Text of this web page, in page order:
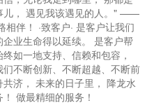
儿， 遇见我该遇见的人。" ——
伴！ ·致客户· 是客户让我们
业生命得以延续。 是客户帮
如一地支持、信赖和包容，
不断创新、不断超越、不断前
济， 未来的日子里， 降龙水
做最精细的服务！